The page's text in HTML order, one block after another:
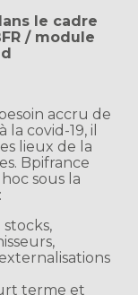
le cadre
/ module
accru de
covid-19, il
lieux de la
Bpifrance
sous la
terme et